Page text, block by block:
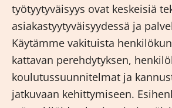
työtyytyväisyys ovat keskeisiä
asiakastyytyväisyydessä ja
Käytämme vakituista
kattavan perehdytyksen,
koulutussuunnitelmat ja
jatkuvaan kehittymiseen.